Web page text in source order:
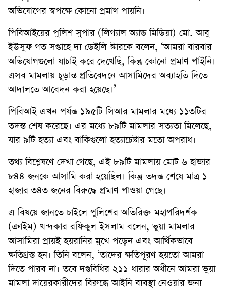
অভিযোগের স্বপক্ষে কোনো প্রমাণ পায়নি।
পিবিআইয়ের পুলিশ সুপার (লিগ্যাল অ্যান্ড মিডিয়া) মো. আবু
ইউসুফ গত সপ্তাহে দ্য ডেইলি স্টারকে বলেন, ‘আমরা বারবার
অভিযোগগুলো যাচাই করে দেখেছি, কিন্তু কোনো প্রমাণ পাইনি।
এসব মামলায় চূড়ান্ত প্রতিবেদনে আসামিদের অব্যাহতি দিতে
আদালতে আবেদন করা হয়েছে।’
পিবিআই এখন পর্যন্ত ১৯৫টি সিআর মামলার মধ্যে ১১৩টির
তদন্ত শেষ করেছে। এর মধ্যে ৮৯টি মামলার সত্যতা মিলেছে,
যার ৯টি হত্যা এবং বাকিগুলো হত্যাচেষ্টার মতো অপরাধ।
তথ্য বিশ্লেষণে দেখা গেছে, এই ৮৯টি মামলায় মোট ৬ হাজার
৮৪৪ জনকে আসামি করা হয়েছিল। কিন্তু তদন্ত শেষে মাত্র ১
হাজার ৩৪৩ জনের বিরুদ্ধে প্রমাণ পাওয়া গেছে।
এ বিষয়ে জানতে চাইলে পুলিশের অতিরিক্ত মহাপরিদর্শক
(ক্রাইম) খন্দকার রফিকুল ইসলাম বলেন, ভুয়া মামলার
আসামিরা প্রায়ই হয়রানির মুখে পড়েন এবং আর্থিকভাবে
ক্ষতিগ্রস্ত হন। তিনি বলেন, ‘তাদের ক্ষতিপূরণ হয়তো আমরা
দিতে পারব না। তবে দণ্ডবিধির ২১১ ধারার অধীনে আমরা ভুয়া
মামলা দায়েরকারীদের বিরুদ্ধে আইনি ব্যবস্থা নেওয়ার জন্য